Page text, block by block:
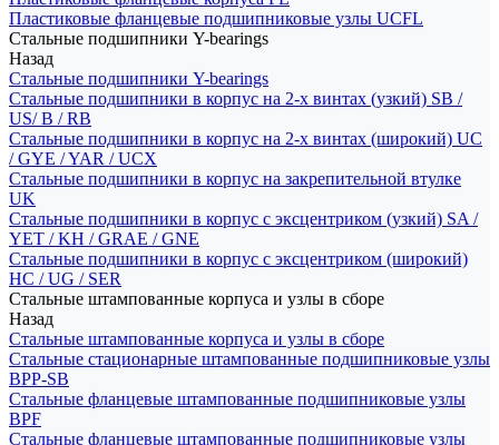
Пластиковые фланцевые подшипниковые узлы UCFL
Стальные подшипники Y-bearings
Назад
Стальные подшипники Y-bearings
Стальные подшипники в корпус на 2-х винтах (узкий) SB /
US/ B / RB
Стальные подшипники в корпус на 2-х винтах (широкий) UC
/ GYE / YAR / UCX
Стальные подшипники в корпус на закрепительной втулке
UK
Стальные подшипники в корпус с эксцентриком (узкий) SA /
YET / KH / GRAE / GNE
Стальные подшипники в корпус с эксцентриком (широкий)
HC / UG / SER
Стальные штампованные корпуса и узлы в сборе
Назад
Стальные штампованные корпуса и узлы в сборе
Стальные стационарные штампованные подшипниковые узлы
BPP-SB
Стальные фланцевые штампованные подшипниковые узлы
BPF
Стальные фланцевые штампованные подшипниковые узлы